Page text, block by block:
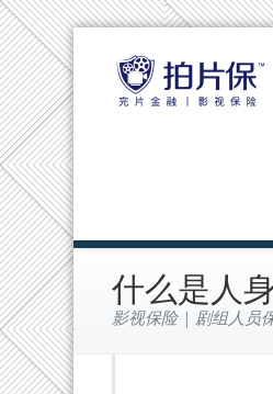
什么是人
影视保险 | 剧组人员